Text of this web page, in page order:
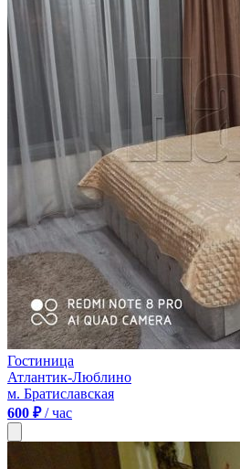
Гостиница
Атлантик-Люблино
м. Братиславская
600 ₽/ час